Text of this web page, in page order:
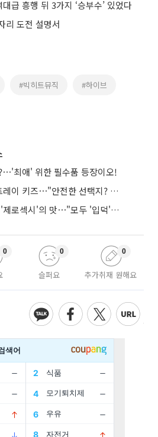
대급 흥행 뒤 3가지 ‘승부수’ 있었다
리 도전 설명서
#빅히트뮤직 #하이브
최애' 위한 필수품 등장이오!
이것저것 '다 되는' 스트레이 키즈⋯"안전한 선택지? 도전이 재밌죠"
나우즈, 올여름 물들일 '제로섹시'의 맛⋯"모두 '입덕'시킬 것"
0
슬퍼요
0
추가취재 원해요
0